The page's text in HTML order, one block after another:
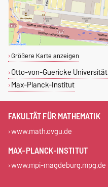
Größere Karte anzeigen
Otto-von-Guericke Universität
Max-Planck-Institut
FAKULTÄT FÜR MATHEMATIK
www.math.ovgu.de
MAX-PLANCK-INSTITUT
www.mpi-magdeburg.mpg.de